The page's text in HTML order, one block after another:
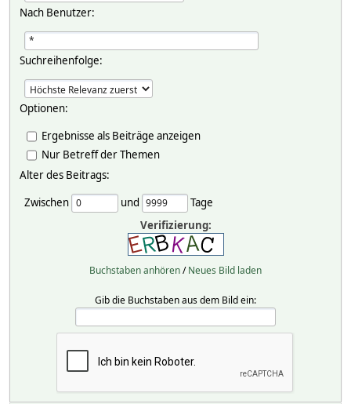
Nach Benutzer:
Suchreihenfolge:
Optionen:
Ergebnisse als Beiträge anzeigen
Nur Betreff der Themen
Alter des Beitrags:
Zwischen
und
Tage
Verifizierung:
Buchstaben anhören/Neues Bild laden
Gib die Buchstaben aus dem Bild ein: